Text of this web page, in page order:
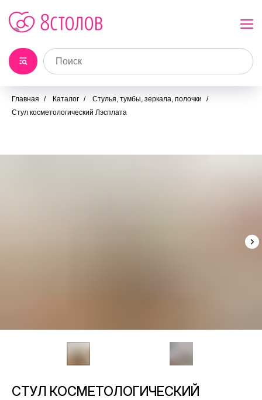
Главная / Каталог / Стулья, тумбы, зеркала, полочки
/
Стул косметологический Лэсплата
СТУЛ КОСМЕТОЛОГИЧЕСКИЙ